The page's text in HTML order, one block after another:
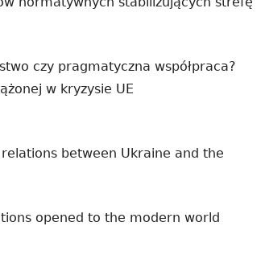
czy pragmatyczna współpraca?
w kryzysie UE
between Ukraine and the
opened to the modern world